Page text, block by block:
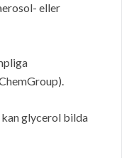
eller
glycerol bilda